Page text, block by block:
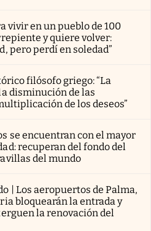
vivir en un pueblo de 100
y quiere volver:
pero perdí en soledad”
filósofo griego: “La
disminución de las
de los deseos”
se encuentran con el mayor
recuperan del fondo del
del mundo
| Los aeropuertos de Palma,
bloquearán la entrada y
la renovación del